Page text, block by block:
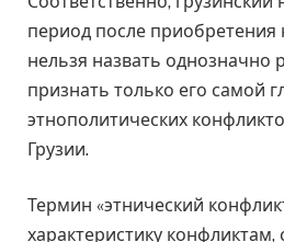
период после приобретения
нельзя назвать однозначно
признать только его самой
этнополитических
Грузии.
Термин «этнический
характеристику